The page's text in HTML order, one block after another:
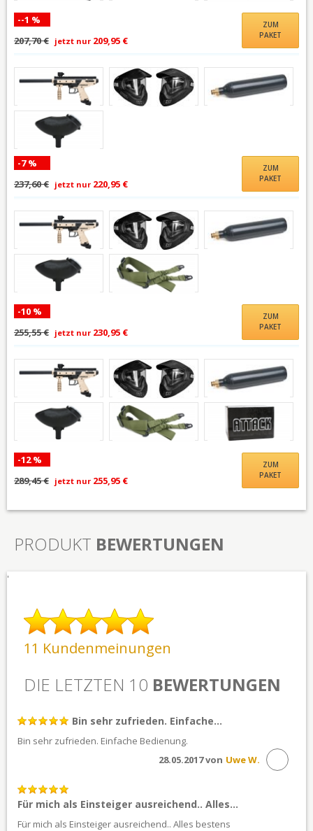
--1 %
207,70 € jetzt nur 209,95 €
ZUM
PAKET
-7 %
237,60 € jetzt nur 220,95 €
ZUM
PAKET
-10 %
255,55 € jetzt nur 230,95 €
ZUM
PAKET
-12 %
289,45 € jetzt nur 255,95 €
ZUM
PAKET
PRODUKT BEWERTUNGEN
'
11 Kundenmeinungen
DIE LETZTEN 10 BEWERTUNGEN
Bin sehr zufrieden. Einfache...
Bin sehr zufrieden. Einfache Bedienung.
Uwe W.
28.05.2017 von
Für mich als Einsteiger ausreichend.. Alles...
Für mich als Einsteiger ausreichend.. Alles bestens